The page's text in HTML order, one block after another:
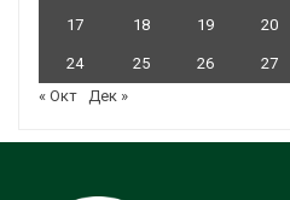
17 18 19 20
24 25 26 27
« Окт
Дек »